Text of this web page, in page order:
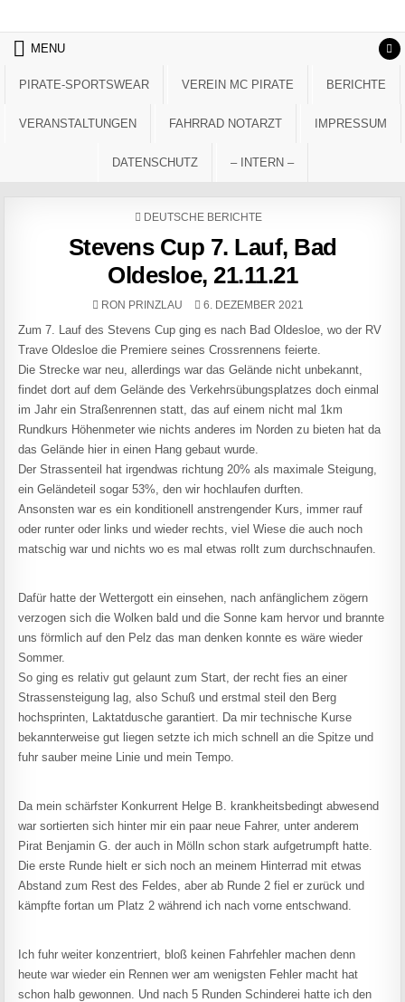
MENU
PIRATE-SPORTSWEAR VEREIN MC PIRATE BERICHTE
VERANSTALTUNGEN FAHRRAD NOTARZT IMPRESSUM
DATENSCHUTZ – INTERN –
POSTED IN
DEUTSCHE BERICHTE
Stevens Cup 7. Lauf, Bad
Oldesloe, 21.11.21
AUTHOR:
RON PRINZLAU PUBLISHED DATE:
6. DEZEMBER 2021
Zum 7. Lauf des Stevens Cup ging es nach Bad Oldesloe, wo der RV
Trave Oldesloe die Premiere seines Crossrennens feierte.
Die Strecke war neu, allerdings war das Gelände nicht unbekannt,
findet dort auf dem Gelände des Verkehrsübungsplatzes doch einmal
im Jahr ein Straßenrennen statt, das auf einem nicht mal 1km
Rundkurs Höhenmeter wie nichts anderes im Norden zu bieten hat da
das Gelände hier in einen Hang gebaut wurde.
Der Strassenteil hat irgendwas richtung 20% als maximale Steigung,
ein Geländeteil sogar 53%, den wir hochlaufen durften.
Ansonsten war es ein konditionell anstrengender Kurs, immer rauf
oder runter oder links und wieder rechts, viel Wiese die auch noch
matschig war und nichts wo es mal etwas rollt zum durchschnaufen.
Dafür hatte der Wettergott ein einsehen, nach anfänglichem zögern
verzogen sich die Wolken bald und die Sonne kam hervor und brannte
uns förmlich auf den Pelz das man denken konnte es wäre wieder
Sommer.
So ging es relativ gut gelaunt zum Start, der recht fies an einer
Strassensteigung lag, also Schuß und erstmal steil den Berg
hochsprinten, Laktatdusche garantiert. Da mir technische Kurse
bekannterweise gut liegen setzte ich mich schnell an die Spitze und
fuhr sauber meine Linie und mein Tempo.
Da mein schärfster Konkurrent Helge B. krankheitsbedingt abwesend
war sortierten sich hinter mir ein paar neue Fahrer, unter anderem
Pirat Benjamin G. der auch in Mölln schon stark aufgetrumpft hatte.
Die erste Runde hielt er sich noch an meinem Hinterrad mit etwas
Abstand zum Rest des Feldes, aber ab Runde 2 fiel er zurück und
kämpfte fortan um Platz 2 während ich nach vorne entschwand.
Ich fuhr weiter konzentriert, bloß keinen Fahrfehler machen denn
heute war wieder ein Rennen wer am wenigsten Fehler macht hat
schon halb gewonnen. Und nach 5 Runden Schinderei hatte ich den